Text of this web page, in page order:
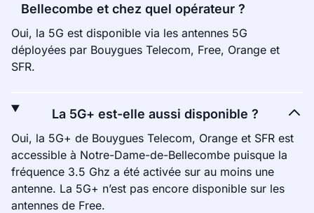
Bellecombe et chez quel opérateur ?
Oui, la 5G est disponible via les antennes 5G
déployées par Bouygues Telecom, Free, Orange et
SFR.
La 5G+ est-elle aussi disponible ?
Oui, la 5G+ de Bouygues Telecom, Orange et SFR est
accessible à Notre-Dame-de-Bellecombe puisque la
fréquence 3.5 Ghz a été activée sur au moins une
antenne. La 5G+ n’est pas encore disponible sur les
antennes de Free.